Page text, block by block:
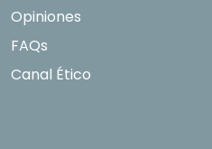
Opiniones
FAQs
Canal Ético